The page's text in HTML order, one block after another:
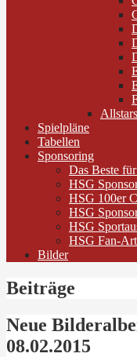
Allstars
Spielpläne
Tabellen
Sponsoring
Das Beste
HSG
HSG 100er
HSG
HSG
HSG Fan-
Bilder
Beiträge
Neue
08.02.2015